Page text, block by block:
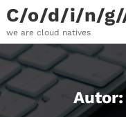
to
content
C/o/d/i/n/
we are cloud natives
Autor: